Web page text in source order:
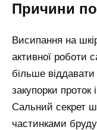
Причини
Висипання на
активної роботи
більше
закупорки проток
Сальний секрет
частинками